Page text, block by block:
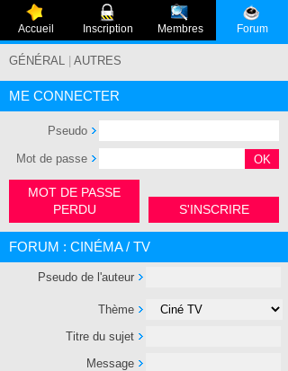
Accueil Inscription Membres Forum
GÉNÉRAL AUTRES
ME CONNECTER
Pseudo
Mot de passe
MOT DE PASSE
PERDU
S'INSCRIRE
FORUM : CINÉMA / TV
Pseudo de l'auteur
Thème
Titre du sujet
Message